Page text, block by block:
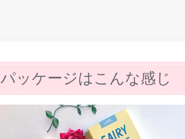
パッケージはこんな感じ